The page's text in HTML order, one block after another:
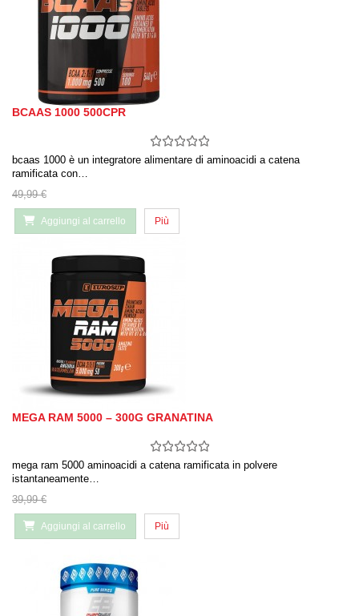
BCAAS 1000 500CPR
bcaas 1000 è un integratore alimentare di aminoacidi a catena
ramificata con…
49,99 €
Aggiungi al carrello Più
MEGA RAM 5000 – 300G GRANATINA
mega ram 5000 aminoacidi a catena ramificata in polvere
istantaneamente…
39,99 €
Aggiungi al carrello Più